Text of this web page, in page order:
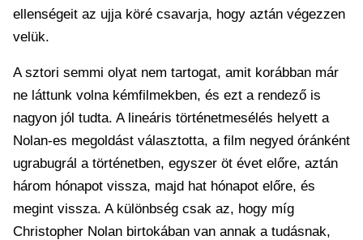
ellenségeit az ujja köré csavarja, hogy aztán végezzen
velük.
A sztori semmi olyat nem tartogat, amit korábban már
ne láttunk volna kémfilmekben, és ezt a rendező is
nagyon jól tudta. A lineáris történetmesélés helyett a
Nolan-es megoldást választotta, a film negyed óránként
ugrabugrál a történetben, egyszer öt évet előre, aztán
három hónapot vissza, majd hat hónapot előre, és
megint vissza. A különbség csak az, hogy míg
Christopher Nolan birtokában van annak a tudásnak,